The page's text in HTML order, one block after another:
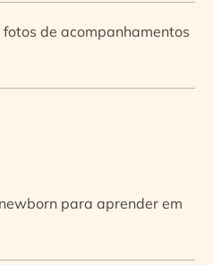
de acompanhamentos
para aprender em